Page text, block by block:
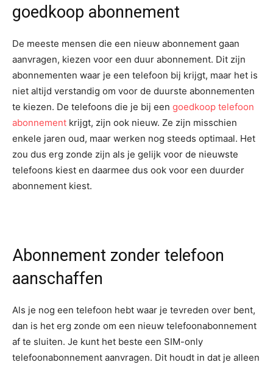
goedkoop abonnement
De meeste mensen die een nieuw abonnement gaan
aanvragen, kiezen voor een duur abonnement. Dit zijn
abonnementen waar je een telefoon bij krijgt, maar het is
niet altijd verstandig om voor de duurste abonnementen
te kiezen. De telefoons die je bij een goedkoop telefoon
abonnement krijgt, zijn ook nieuw. Ze zijn misschien
enkele jaren oud, maar werken nog steeds optimaal. Het
zou dus erg zonde zijn als je gelijk voor de nieuwste
telefoons kiest en daarmee dus ook voor een duurder
abonnement kiest.
Abonnement zonder telefoon
aanschaffen
Als je nog een telefoon hebt waar je tevreden over bent,
dan is het erg zonde om een nieuw telefoonabonnement
af te sluiten. Je kunt het beste een SIM-only
telefoonabonnement aanvragen. Dit houdt in dat je alleen